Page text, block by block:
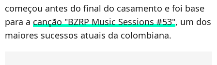
começou antes do final do casamento e foi base
para a canção "BZRP Music Sessions #53", um dos
maiores sucessos atuais da colombiana.